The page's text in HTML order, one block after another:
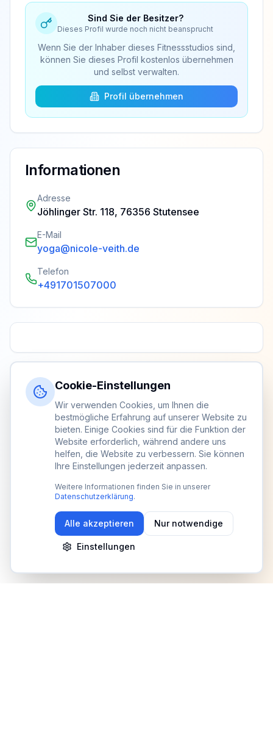
Sind Sie der Besitzer?
Dieses Profil wurde noch nicht beansprucht
Wenn Sie der Inhaber dieses Fitnessstudios sind,
können Sie dieses Profil kostenlos übernehmen
und selbst verwalten.
Profil übernehmen
Informationen
Adresse
Jöhlinger Str. 118, 76356 Stutensee
E-Mail
yoga@nicole-veith.de
Telefon
+491701507000
Cookie-Einstellungen
Wir verwenden Cookies, um Ihnen die
bestmögliche Erfahrung auf unserer Website zu
bieten. Einige Cookies sind für die Funktion der
Website erforderlich, während andere uns
helfen, die Website zu verbessern. Sie können
Ihre Einstellungen jederzeit anpassen.
Weitere Informationen finden Sie in unserer
Datenschutzerklärung.
Alle akzeptieren Nur notwendige
Einstellungen